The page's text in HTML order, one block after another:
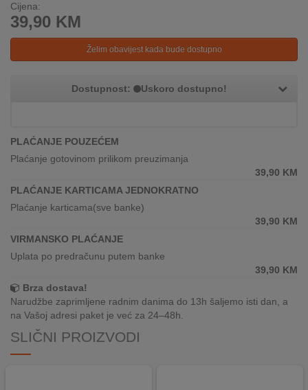
KUPOVINA
RATE
REKLAMACIJA
O
NAMA
KATALOZI
KUPITI?
IZ
INOSTRANSTVA
ENERGETSKE
UČINKOVITOSTI
Cijena:
39,90 KM
Želim obavijest kada bude dostupno
Dostupnost: Uskoro dostupno!
PLAĆANJE POUZEĆEM
Plaćanje gotovinom prilikom preuzimanja
39,90 KM
PLAĆANJE KARTICAMA JEDNOKRATNO
Plaćanje karticama(sve banke)
39,90 KM
VIRMANSKO PLAĆANJE
Uplata po predračunu putem banke
39,90 KM
Brza dostava!
Narudžbe zaprimljene radnim danima do 13h šaljemo isti dan, a
na Vašoj adresi paket je već za 24–48h.
SLIČNI PROIZVODI